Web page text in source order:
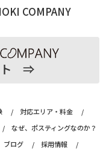
COMPANY
ト ⇒
/ 対応エリア・料金 /
/ なぜ、ポスティングなのか？
ブログ / 採用情報 /